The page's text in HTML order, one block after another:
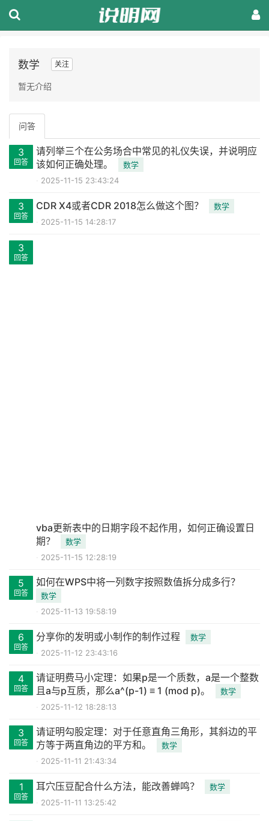
数学 关注
暂无介绍
问答
3
回答
请列举三个在公务场合中常见的礼仪失误，并说明应
该如何正确处理。
数学
2025-11-15 23:43:24
3
回答
CDR X4或者CDR 2018怎么做这个图？
数学
2025-11-15 14:28:17
3
回答
vba更新表中的日期字段不起作用，如何正确设置日
期？
数学
2025-11-15 12:28:19
5
回答
如何在WPS中将一列数字按照数值拆分成多行？
数学
2025-11-13 19:58:19
6
回答
分享你的发明或小制作的制作过程
数学
2025-11-12 23:43:16
4
回答
请证明费马小定理：如果p是一个质数，a是一个整数
且a与p互质，那么a^(p-1) ≡ 1 (mod p)。
数学
2025-11-12 18:28:13
3
回答
请证明勾股定理：对于任意直角三角形，其斜边的平
方等于两直角边的平方和。
数学
2025-11-11 21:43:34
1
回答
耳穴压豆配合什么方法，能改善蝉鸣？
数学
2025-11-11 13:25:42